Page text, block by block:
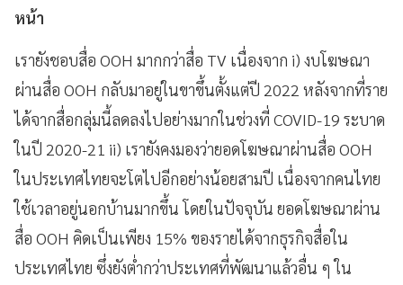
หน้า
เรายังชอบสื่อ OOH มากกว่าสื่อ TV เนื่องจาก i) งบโฆษณา
ผ่านสื่อ OOH กลับมาอยู่ในขาขึ้นตั้งแต่ปี 2022 หลังจากที่ราย
ได้จากสื่อกลุ่มนี้ลดลงไปอย่างมากในช่วงที่ COVID-19 ระบาด
ในปี 2020-21 ii) เรายังคงมองว่ายอดโฆษณาผ่านสื่อ OOH
ในประเทศไทยจะโตไปอีกอย่างน้อยสามปี เนื่องจากคนไทย
ใช้เวลาอยู่นอกบ้านมากขึ้น โดยในปัจจุบัน ยอดโฆษณาผ่าน
สื่อ OOH คิดเป็นเพียง 15% ของรายได้จากธุรกิจสื่อใน
ประเทศไทย ซึ่งยังต่ำกว่าประเทศที่พัฒนาแล้วอื่น ๆ ใน